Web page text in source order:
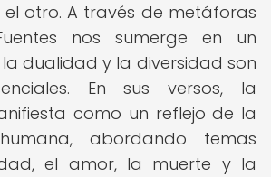
otro. A través de metáforas
nos sumerge en un
dualidad y la diversidad son
En sus versos, la
como un reflejo de la
abordando temas
el amor, la muerte y la